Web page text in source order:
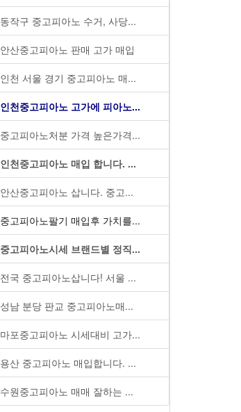
동작구 중고피아노 수거, 사당...
안산중고피아노 판매 고가 매입
인천 서울 경기 중고피아노 매...
인천중고피아노 고가에 피아노...
중고피아노처분 가격 높은가격...
인천중고피아노 매입 합니다. ...
안산중고피아노 삽니다. 중고...
중고피아노팔기 매입후 가치를...
중고피아노시세 브랜드별 정직...
전국 중고피아노삽니다! 서울 ...
성남 분당 판교 중고피아노매...
마포중고피아노 시세대비 고가...
용산 중고피아노 매입합니다. ...
수원중고피아노 매매 잘하는 ...